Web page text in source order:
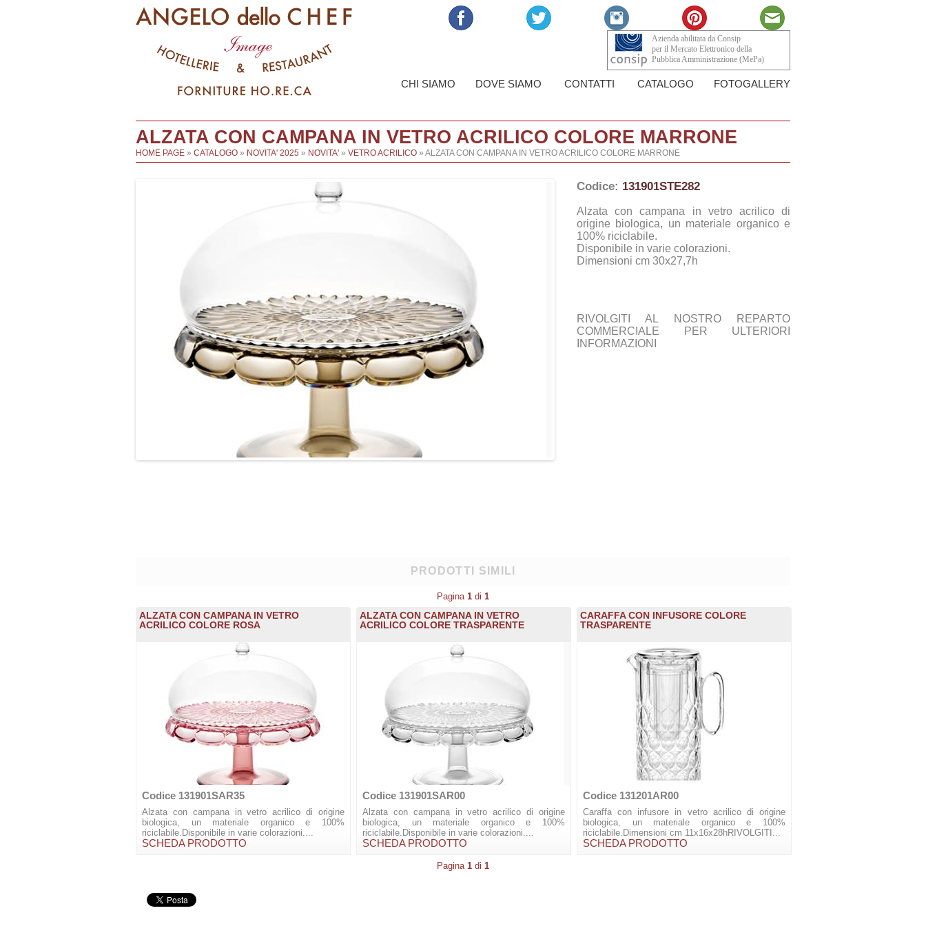
Azienda abilitata da Consip
per il Mercato Elettronico della
Pubblica Amministrazione (MePa)
CHI SIAMO DOVE SIAMO CONTATTI CATALOGO FOTOGALLERY
ALZATA CON CAMPANA IN VETRO ACRILICO COLORE MARRONE
HOME PAGE » CATALOGO » NOVITA' 2025 » NOVITA' » VETRO ACRILICO » ALZATA CON CAMPANA IN VETRO ACRILICO COLORE MARRONE
Codice: 131901STE282
Alzata con campana in vetro acrilico di
origine biologica, un materiale organico e
100% riciclabile.
Disponibile in varie colorazioni.
Dimensioni cm 30x27,7h
RIVOLGITI AL NOSTRO REPARTO
COMMERCIALE PER ULTERIORI
INFORMAZIONI
PRODOTTI SIMILI
Pagina 1 di 1
ALZATA CON CAMPANA IN VETRO
ACRILICO COLORE ROSA
Codice 131901SAR35
Alzata con campana in vetro acrilico di origine
biologica, un materiale organico e 100%
riciclabile.Disponibile in varie colorazioni....
SCHEDA PRODOTTO
ALZATA CON CAMPANA IN VETRO
ACRILICO COLORE TRASPARENTE
Codice 131901SAR00
Alzata con campana in vetro acrilico di origine
biologica, un materiale organico e 100%
riciclabile.Disponibile in varie colorazioni....
SCHEDA PRODOTTO
CARAFFA CON INFUSORE COLORE
TRASPARENTE
Codice 131201AR00
Caraffa con infusore in vetro acrilico di origine
biologica, un materiale organico e 100%
riciclabile.Dimensioni cm 11x16x28hRIVOLGITI...
SCHEDA PRODOTTO
Pagina 1 di 1